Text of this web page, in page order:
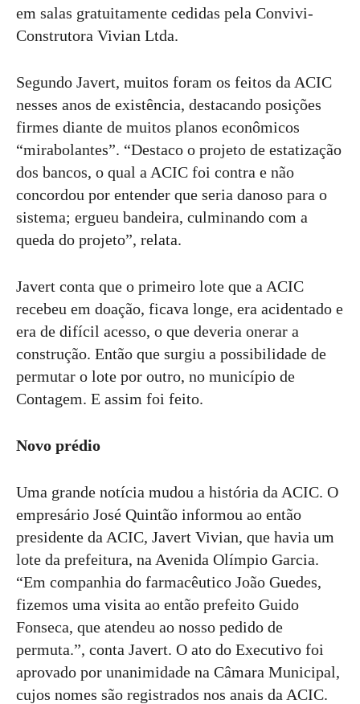
em salas gratuitamente cedidas pela Convivi-
Construtora Vivian Ltda.
Segundo Javert, muitos foram os feitos da ACIC
nesses anos de existência, destacando posições
firmes diante de muitos planos econômicos
“mirabolantes”. “Destaco o projeto de estatização
dos bancos, o qual a ACIC foi contra e não
concordou por entender que seria danoso para o
sistema; ergueu bandeira, culminando com a
queda do projeto”, relata.
Javert conta que o primeiro lote que a ACIC
recebeu em doação, ficava longe, era acidentado e
era de difícil acesso, o que deveria onerar a
construção. Então que surgiu a possibilidade de
permutar o lote por outro, no município de
Contagem. E assim foi feito.
Novo prédio
Uma grande notícia mudou a história da ACIC. O
empresário José Quintão informou ao então
presidente da ACIC, Javert Vivian, que havia um
lote da prefeitura, na Avenida Olímpio Garcia.
“Em companhia do farmacêutico João Guedes,
fizemos uma visita ao então prefeito Guido
Fonseca, que atendeu ao nosso pedido de
permuta.”, conta Javert. O ato do Executivo foi
aprovado por unanimidade na Câmara Municipal,
cujos nomes são registrados nos anais da ACIC.